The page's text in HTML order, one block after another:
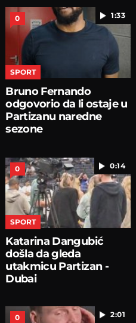
1:33
0
SPORT
Bruno Fernando
odgovorio da li ostaje u
Partizanu naredne
sezone
0:14
0
SPORT
Katarina Dangubić
došla da gleda
utakmicu Partizan -
Dubai
2:01
0